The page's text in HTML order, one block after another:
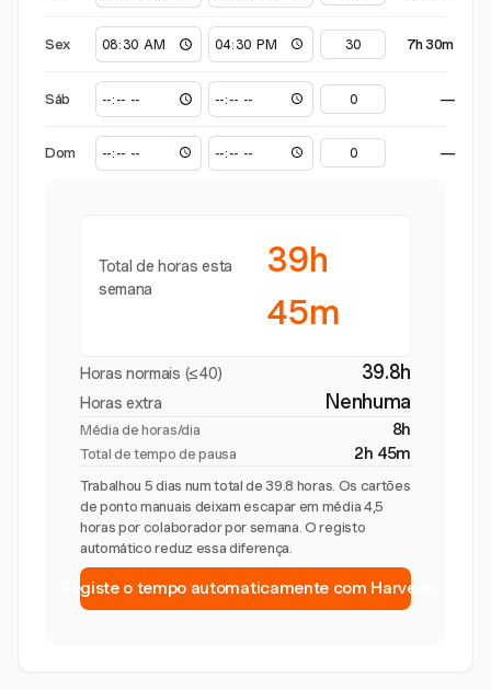
Sex 7h 30m
Sáb —
Dom —
Total de horas esta
semana
39h
45m
Horas normais (≤40) 39.8h
Horas extra Nenhuma
Média de horas/dia 8h
Total de tempo de pausa 2h 45m
Trabalhou 5 dias num total de 39.8 horas. Os cartões
de ponto manuais deixam escapar em média 4,5
horas por colaborador por semana. O registo
automático reduz essa diferença.
Registe o tempo automaticamente com Harvest